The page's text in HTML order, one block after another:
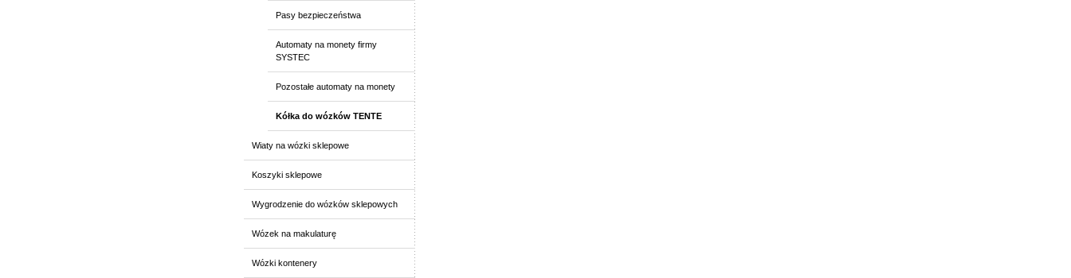
Pasy bezpieczeństwa
Automaty na monety firmy
SYSTEC
Pozostałe automaty na monety
Kółka do wózków TENTE
Wiaty na wózki sklepowe
Koszyki sklepowe
Wygrodzenie do wózków sklepowych
Wózek na makulaturę
Wózki kontenery